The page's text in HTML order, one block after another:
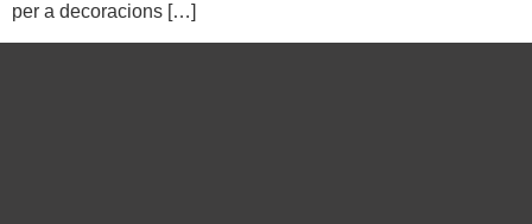
per a decoracions […]